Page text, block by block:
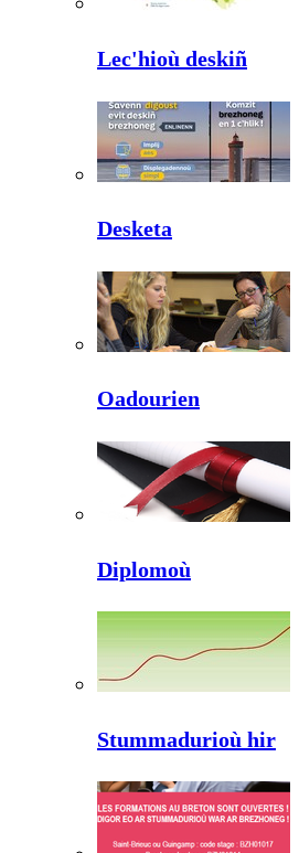
Lec'hioù deskiñ
Desketa
Oadourien
Diplomoù
Stummadurioù hir